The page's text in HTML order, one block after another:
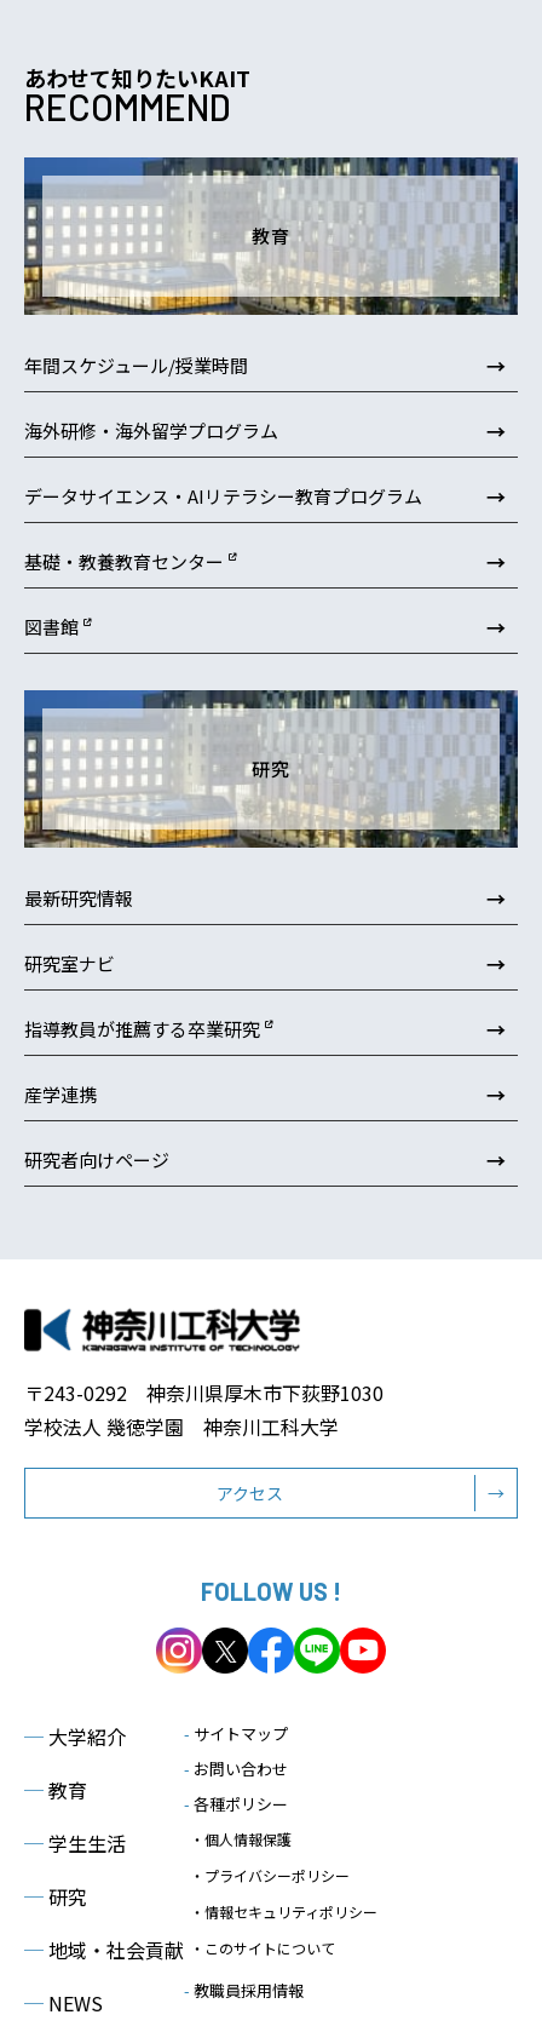
あわせて知りたいKAIT
RECOMMEND
教育
年間スケジュール/授業時間 →
海外研修・海外留学プログラム →
データサイエンス・AIリテラシー教育プログラム →
基礎・教養教育センター →
図書館 →
研究
最新研究情報 →
研究室ナビ →
指導教員が推薦する卒業研究 →
産学連携 →
研究者向けページ →
〒243-0292 神奈川県厚木市下荻野1030
学校法人 幾徳学園 神奈川工科大学
アクセス →
FOLLOW US !
─ 大学紹介
─教育
─学生生活
─研究
─地域・社会貢献
─ NEWS
- サイトマップ
- お問い合わせ
- 各種ポリシー
・個人情報保護
・プライバシーポリシー
・情報セキュリティポリシー
・このサイトについて
- 教職員採用情報